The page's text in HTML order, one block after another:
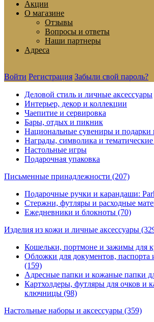
Акции
О магазине
Отзывы
Вопросы и ответы
Наши партнеры
Адреса
Войти Регистрация Забыли свой пароль?
Деловой стиль и личные аксессуары
Интерьер, декор и коллекции
Чаепитие и сервировка
Бары, отдых и пикник
Национальные сувениры и подарки
Награды, символика и
Настольные игры
Подарочная упаковка
Письменные принадлежности (207)
Подарочные ручки и карандаши:
Стержни, футляры и расходные
Ежедневники и блокноты (70)
Изделия из кожи и личные аксессуары
Кошельки, портмоне и зажимы для
Обложки для документов, паспорта
(159)
Адресные папки и кожаные папки
Картхолдеры, футляры для очков и
ключницы (98)
Настольные наборы и аксессуары (359)